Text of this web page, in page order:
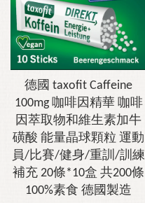
德國 taxofit Caffeine
100mg 咖啡因精華 咖啡
因萃取物和維生素加牛
磺酸 能量晶球顆粒 運動
員/比賽/健身/重訓/訓練
補充 20條*10盒 共200條
100%素食 德國製造